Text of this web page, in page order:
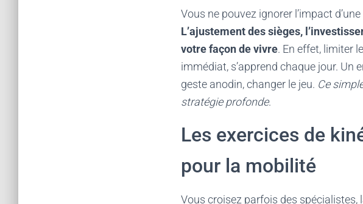
Vous ne pouvez ignorer l’impact
L’ajustement des sièges,
votre façon de vivre. En effet, limiter
immédiat, s’apprend chaque jour. Un
geste anodin, changer le jeu. Ce
stratégie profonde.
Les exercices de
pour la mobilité
Vous croisez parfois des spécialistes,